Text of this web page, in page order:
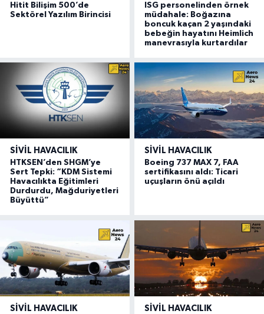
Hitit Bilişim 500’de
Sektörel Yazılım Birincisi
ISG personelinden örnek
müdahale: Boğazına
boncuk kaçan 2 yaşındaki
bebeğin hayatını Heimlich
manevrasıyla kurtardılar
SIVIL HAVACILIK
HTKSEN’den SHGM’ye
Sert Tepki: “KDM Sistemi
Havacılıkta Eğitimleri
Durdurdu, Mağduriyetleri
Büyüttü”
SIVIL HAVACILIK
Boeing 737 MAX 7, FAA
sertifikasını aldı: Ticari
uçuşların önü açıldı
SIVIL HAVACILIK SIVIL HAVACILIK